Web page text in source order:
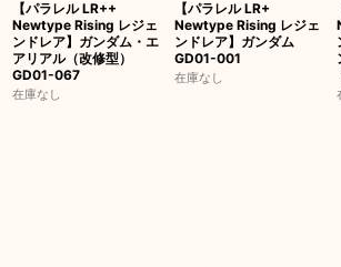
【パラレル LR++
Newtype Rising レジェ
ンドレア】ガンダム・エ
アリアル（改修型）
GD01-067
在庫なし
【パラレル LR+
Newtype Rising レジェ
ンドレア】ガンダム
GD01-001
在庫なし